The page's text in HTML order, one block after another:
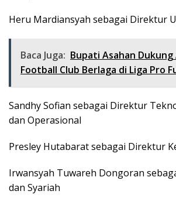
Heru Mardiansyah sebagai Direktur
Baca Juga: Bupati Asahan Dukung
Football Club Berlaga di Liga Pro
Sandhy Sofian sebagai Direktur
dan Operasional
Presley Hutabarat sebagai Direktur
Irwansyah Tuwareh Dongoran
dan Syariah